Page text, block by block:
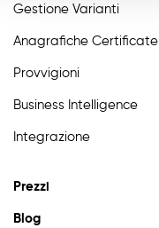
Gestione Varianti
Anagrafiche Certificate
Provvigioni
Business Intelligence
Integrazione
Prezzi
Blog